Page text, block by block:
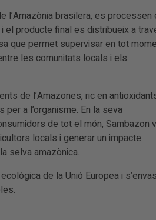
l’Amazònia brasilera, es processen
el producte final es distribueix a
que permet supervisar en tot
les comunitats locals i els
de l’Amazones, ric en
a l’organisme. En la seva
de tot el món, Sambazon
locals i generar un impacte
selva amazònica.
de la Unió Europea i